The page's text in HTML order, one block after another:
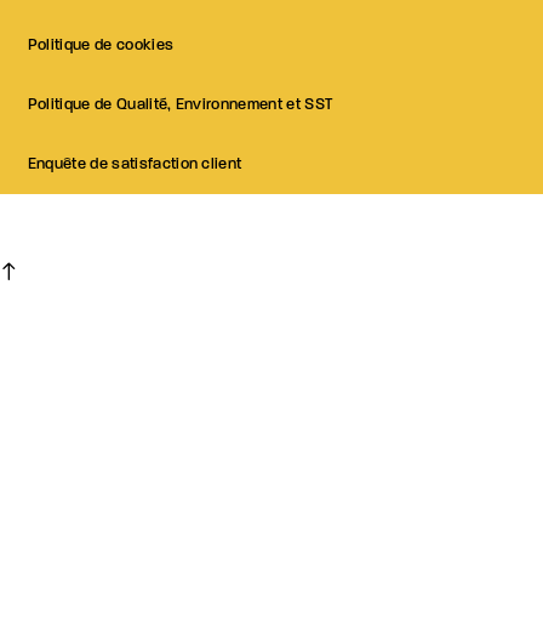
Politique de cookies
Politique de Qualité, Environnement et SST
Enquête de satisfaction client